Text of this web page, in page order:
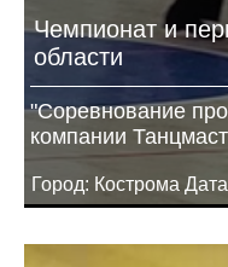
Чемпионат и
области
"Соревнование
компании
Город: Кострома